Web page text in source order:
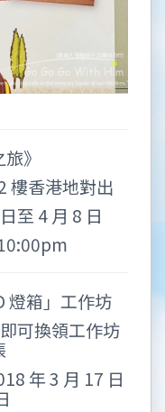
》
樓香港地對出
至 4 月 8 日
燈箱」工作坊
可換領工作坊
年 3 月 17 日